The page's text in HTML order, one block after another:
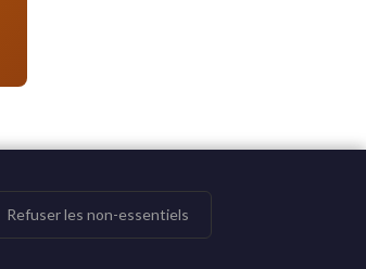
Refuser les non-essentiels